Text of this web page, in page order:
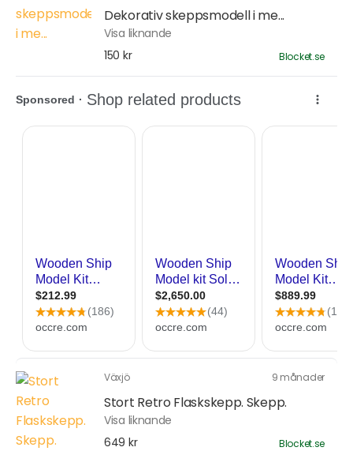
Dekorativ skeppsmodell i me...
Visa liknande
150 kr
Blocket.se
Växjö 9 månader
Stort Retro Flaskskepp. Skepp.
Visa liknande
649 kr
Blocket.se